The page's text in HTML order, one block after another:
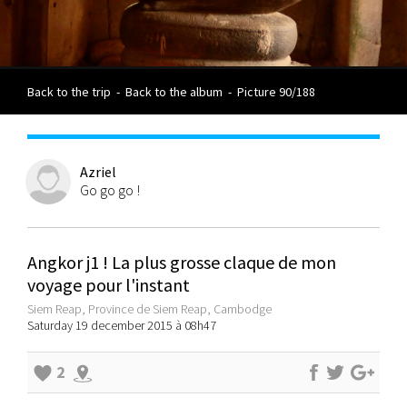
Back to the trip - Back to the album - Picture 90/188
Azriel
Go go go !
Angkor j1 ! La plus grosse claque de mon
voyage pour l'instant
Siem Reap, Province de Siem Reap, Cambodge
Saturday 19 december 2015 à 08h47
2